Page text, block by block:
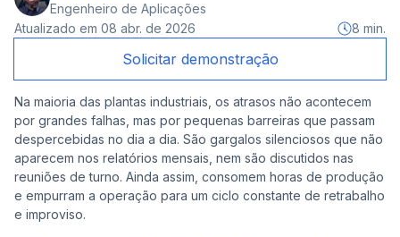
Engenheiro de Aplicações
Atualizado em 08 abr. de 2026 8 min.
Solicitar demonstração
Na maioria das plantas industriais, os atrasos não acontecem
por grandes falhas, mas por pequenas barreiras que passam
despercebidas no dia a dia. São gargalos silenciosos que não
aparecem nos relatórios mensais, nem são discutidos nas
reuniões de turno. Ainda assim, consomem horas de produção
e empurram a operação para um ciclo constante de retrabalho
e improviso.